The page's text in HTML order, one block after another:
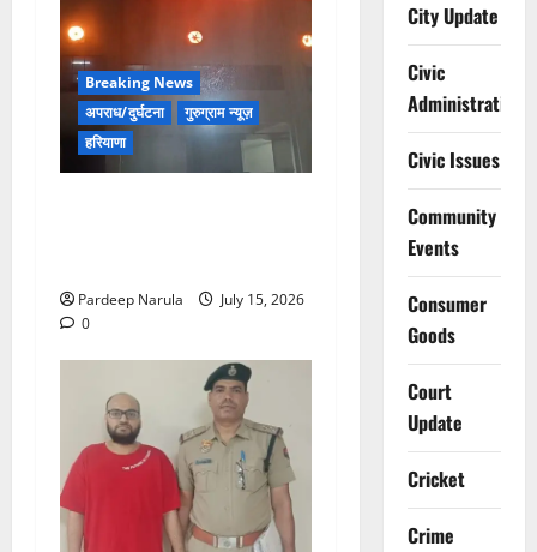
Breaking News
अपराध/दुर्घटना
गुरुग्राम न्यूज़
हरियाणा
Pardeep Narula
July 15, 2026
0
City Update
Civic
Administration
Civic Issues
Community
Events
Consumer
Goods
Court
Update
Cricket
Crime